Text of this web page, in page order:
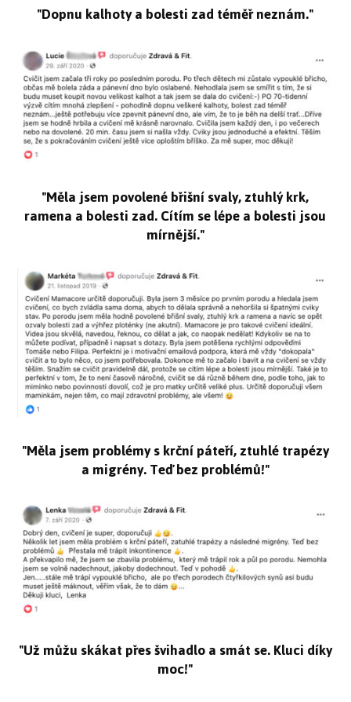
"Dopnu kalhoty a bolesti zad téměř neznám."
"Měla jsem povolené břišní svaly, ztuhlý krk,
ramena a bolesti zad. Cítím se lépe a bolesti jsou
mírnější."
"Měla jsem problémy s krční páteří, ztuhlé trapézy
a migrény. Teď bez problémů!"
"Už můžu skákat přes švihadlo a smát se. Kluci díky
moc!"